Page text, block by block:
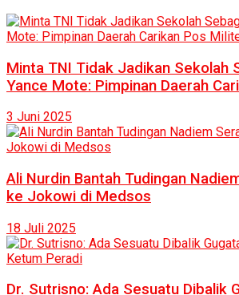
Minta TNI Tidak Jadikan Sekolah
Yance Mote: Pimpinan Daerah
3 Juni 2025
Ali Nurdin Bantah Tudingan
ke Jokowi di Medsos
18 Juli 2025
Dr. Sutrisno: Ada Sesuatu Dibalik